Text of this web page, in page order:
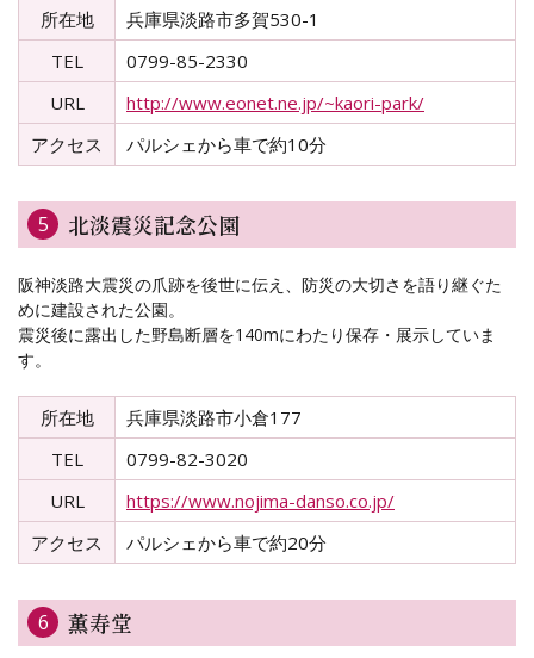
所在地
兵庫県淡路市多賀530-1
TEL
0799-85-2330
URL
http://www.eonet.ne.jp/~kaori-park/
アクセス
パルシェから車で約10分
5 北淡震災記念公園
阪神淡路大震災の爪跡を後世に伝え、防災の大切さを語り継ぐた
めに建設された公園。
震災後に露出した野島断層を140mにわたり保存・展示していま
す。
所在地
兵庫県淡路市小倉177
TEL
0799-82-3020
URL
https://www.nojima-danso.co.jp/
アクセス
パルシェから車で約20分
6 薫寿堂